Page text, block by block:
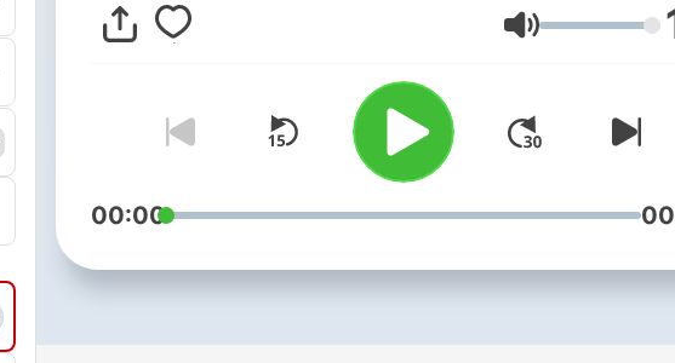
abwechselnd Wilfried
Schmickler, Barbara
und Markus Barth die
Weltlage. Dienstags liefert
Florian Schroeder
Pointen und Parodien.
Zingsheim und Fritz
Głośność
00:00